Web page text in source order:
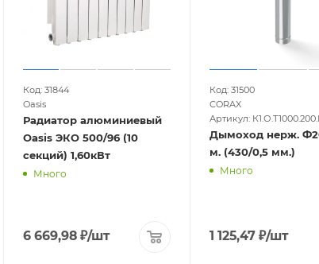
Код: 31844
Oasis
Радиатор алюминиевый
Oasis ЭКО 500/96 (10
секций) 1,60кВт
Много
6 669,98 ₽/шт
Код: 31500
CORAX
Артикул:
Дымоход нерж.
м. (430/0,5 мм.)
Много
1 125,47₽/шт